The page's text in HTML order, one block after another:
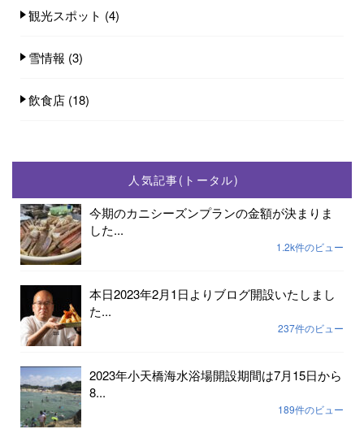
観光スポット (4)
雪情報 (3)
飲食店 (18)
人気記事(トータル)
今期のカニシーズンプランの金額が決まりま
した...
1.2k件のビュー
本日2023年2月1日よりブログ開設いたしまし
た...
237件のビュー
2023年小天橋海水浴場開設期間は7月15日から
8...
189件のビュー